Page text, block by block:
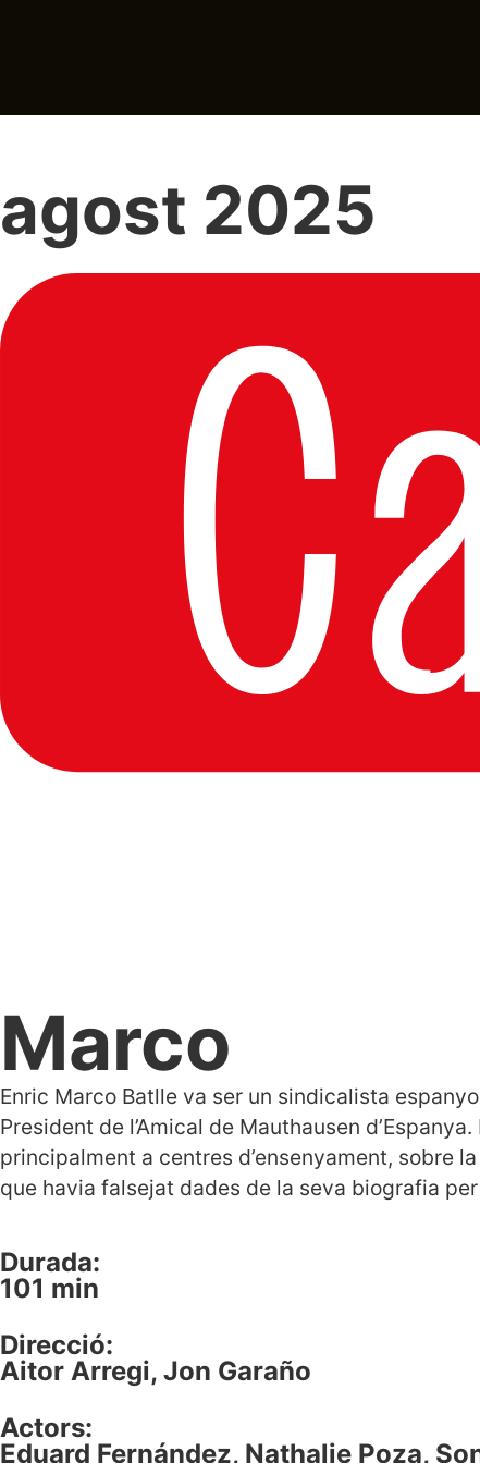
agost 2025
Marco
Enric Marco Batlle va ser un sindicalista
President de l’Amical de Mauthausen
principalment a centres d’ensenyament, sobre
que havia falsejat dades de la seva biografia
Durada:
101 min
Direcció:
Aitor Arregi, Jon Garaño
Actors:
Eduard Fernández, Nathalie Poza,